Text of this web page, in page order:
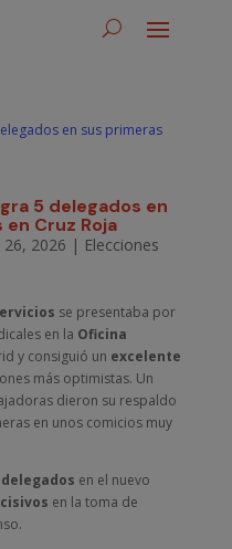
5 delegados en
Cruz Roja
26, 2026 | Elecciones
se presentaba por
en la Oficina
y consiguió un excelente
más optimistas. Un
dieron su respaldo
en unos comicios muy
en el nuevo
en la toma de